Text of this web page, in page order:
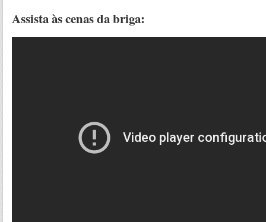
Assista às cenas da briga: